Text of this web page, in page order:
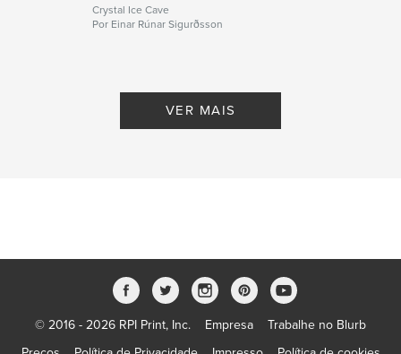
Crystal Ice Cave
Por Einar Rúnar Sigurðsson
VER MAIS
© 2016 - 2026 RPI Print, Inc. Empresa
Trabalhe no Blurb